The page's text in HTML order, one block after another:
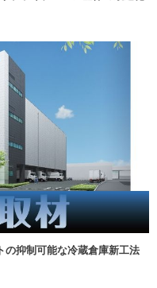
の抑制可能な冷蔵倉庫新工法